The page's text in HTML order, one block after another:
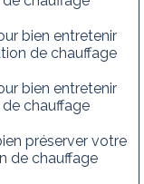
bien entretenir
de chauffage
bien entretenir
chauffage
préserver votre
de chauffage